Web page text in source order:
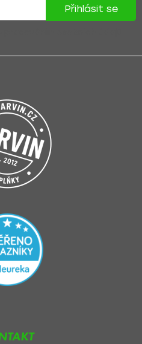
Přihlásit se